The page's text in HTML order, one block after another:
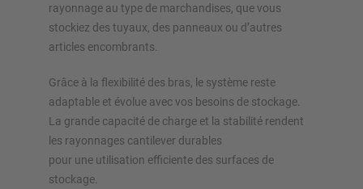
rayonnage au type de marchandises, que vous
stockiez des tuyaux, des panneaux ou d’autres
articles encombrants.
Grâce à la flexibilité des bras, le système reste
adaptable et évolue avec vos besoins de stockage.
La grande capacité de charge et la stabilité rendent
les rayonnages cantilever durables
pour une utilisation efficiente des surfaces de
stockage.